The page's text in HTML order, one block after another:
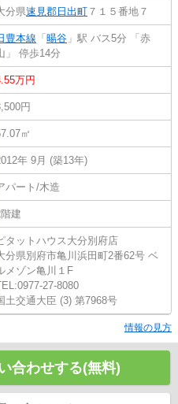
分県速見郡日出町 ７１５番地７
豊本線 「 暘谷 」駅 バス5分 「赤
」 停歩14分
万円
円
㎡
年 9月 (築13年)
パート/木造
建
タットハウス大分別府店
分県別府市亀川浜田町2番62号 ベ
メゾン亀川１F
27-8080
土交通大臣 (3) 第7968号
情報の見方
合わせする(無料)